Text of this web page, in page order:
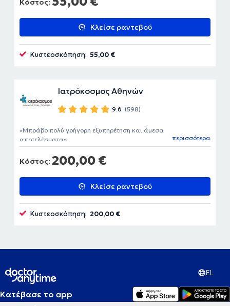
Κόστος:
Κλείσε ραντεβού
Κυστεοσκόπηση: 55,00 €
Ιατρόκοσμος Αθηνών
9.6 (598)
Κόστος: 200,00 €
Κλείσε ραντεβού
Μπράβο πολύ γρήγορη εξυπηρέτηση και άμεσα
αποτελέσματα
περισσότερα
Κυστεοσκόπηση: 200,00 €
EL
Κατέβασε το app